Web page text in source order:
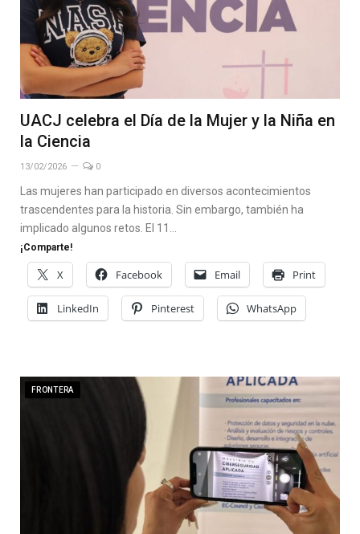
UACJ celebra el Día de la Mujer y la Niña en
la Ciencia
13/02/2026 0
Las mujeres han participado en diversos acontecimientos
trascendentes para la historia. Sin embargo, también ha
implicado algunos retos. El 11…
¡Comparte!
X Facebook Email Print
LinkedIn Pinterest WhatsApp
FRONTERA